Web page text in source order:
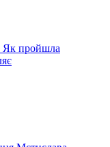
Як пройшла